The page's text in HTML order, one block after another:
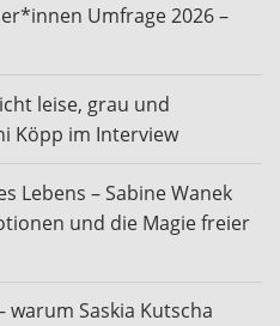
Umfrage 2026 –
leise, grau und
Köpp im Interview
Lebens – Sabine Wanek
und die Magie freier
warum Saskia Kutscha